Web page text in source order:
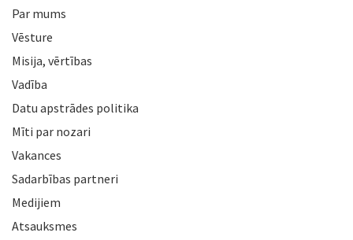
Par mums
Vēsture
Misija, vērtības
Vadība
Datu apstrādes politika
Mīti par nozari
Vakances
Sadarbības partneri
Medijiem
Atsauksmes